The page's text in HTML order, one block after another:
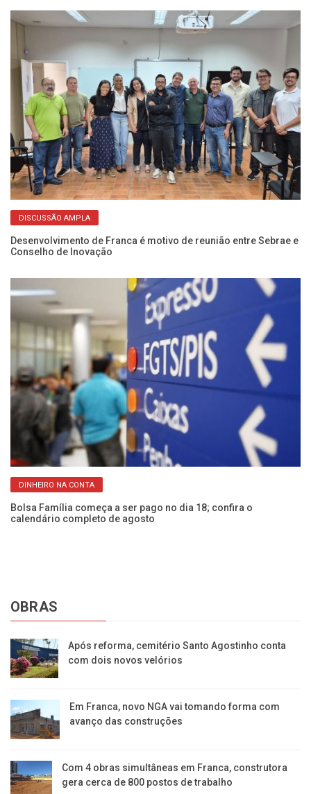
DISCUSSÃO AMPLA
Desenvolvimento de Franca é motivo de reunião entre Sebrae e
Conselho de Inovação
DINHEIRO NA CONTA
Bolsa Família começa a ser pago no dia 18; confira o
calendário completo de agosto
OBRAS
Após reforma, cemitério Santo Agostinho conta
com dois novos velórios
Em Franca, novo NGA vai tomando forma com
avanço das construções
Com 4 obras simultâneas em Franca, construtora
gera cerca de 800 postos de trabalho